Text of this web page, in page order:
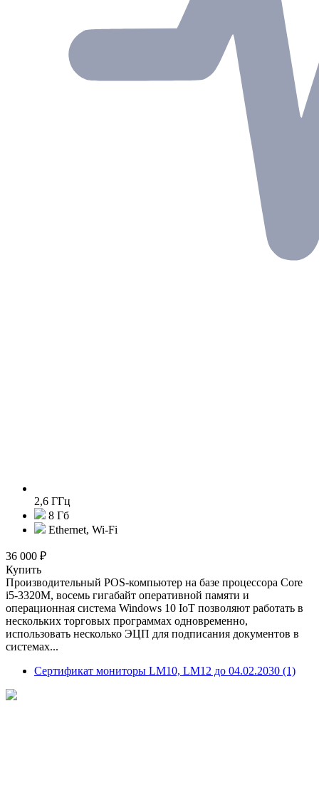
2,6 ГГц
8 Гб
Ethernet, Wi-Fi
36 000 ₽
Купить
Производительный POS-компьютер на базе процессора Core
i5-3320M, восемь гигабайт оперативной памяти и
операционная система Windows 10 IoT позволяют работать в
нескольких торговых программах одновременно,
использовать несколько ЭЦП для подписания документов в
системах...
Сертификат мониторы LM10, LM12 до 04.02.2030 (1)